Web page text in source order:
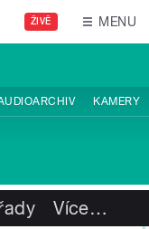
ŽIVĚ MENU
KAMERY
Více…